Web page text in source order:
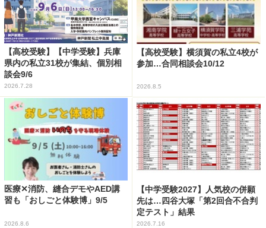
【高校受験】【中学受験】兵庫
県内の私立31校が集結、個別相
談会9/6
2026.7.28
【高校受験】横須賀の私立4校が
参加…合同相談会10/12
2026.8.5
医療✕消防、縫合デモやAED講
習も「おしごと体験博」9/5
2026.8.6
【中学受験2027】人気校の併願
先は…四谷大塚「第2回合不合判
定テスト」結果
2026.7.16